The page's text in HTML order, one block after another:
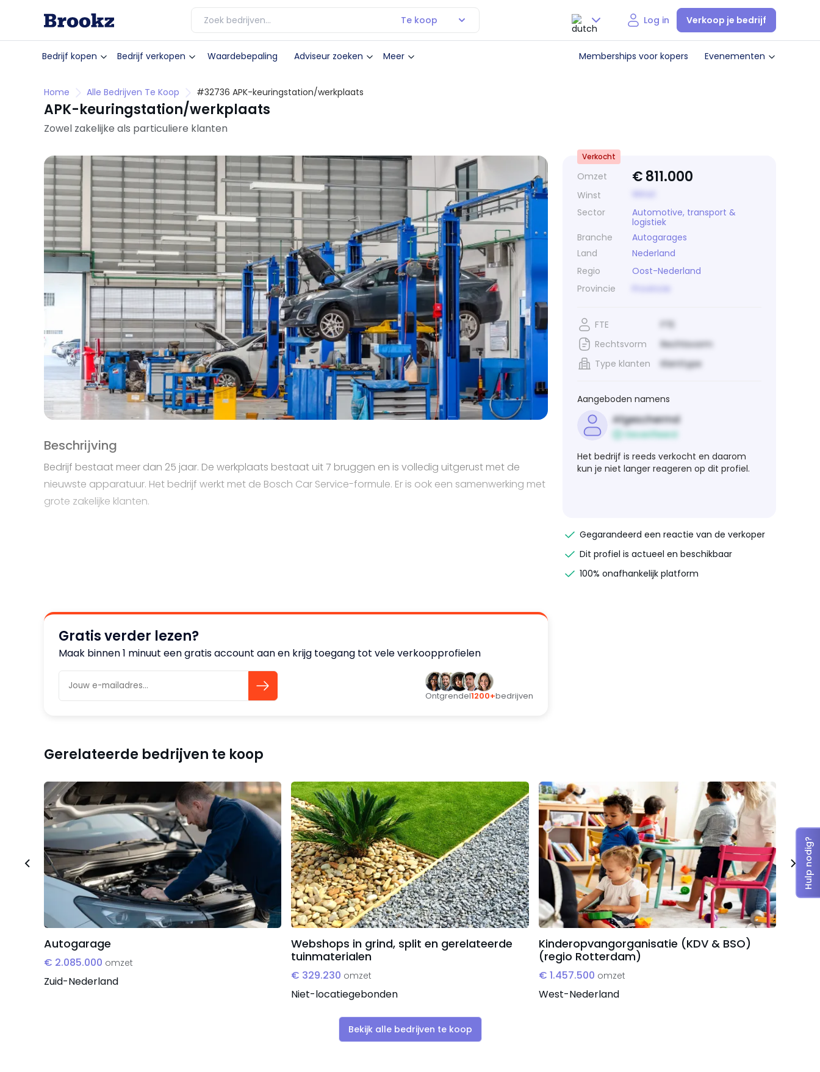
Te koop
Nederlands
Log in Verkoop je bedrijf
Bedrijf kopen Bedrijf verkopen Waardebepaling Adviseur zoeken Meer Memberships voor kopers Evenementen
Home Alle Bedrijven Te Koop #32736 APK-keuringstation/werkplaats
APK-keuringstation/werkplaats
Zowel zakelijke als particuliere klanten
Beschrijving
Bedrijf bestaat meer dan 25 jaar. De werkplaats bestaat uit 7 bruggen en is volledig uitgerust met de
nieuwste apparatuur. Het bedrijf werkt met de Bosch Car Service-formule. Er is ook een samenwerking met
grote zakelijke klanten.
Gratis verder lezen?
Maak binnen 1 minuut een gratis account aan en krijg toegang tot vele verkoopprofielen
Ontgrendel1200+bedrijven
Omzet €811.000
Winst
Sector
Automotive, transport &
logistiek
Branche
Autogarages
Land
Nederland
Regio
Oost-Nederland
Provincie
Verkocht
FTE
FTE
Rechtsvorm
Rechtsvorm
Type klanten
Klanttype
Aangeboden namens
Afgeschermd
Geverifieerd
Het bedrijf is reeds verkocht en daarom
kun je niet langer reageren op dit profiel.
Gegarandeerd een reactie van de verkoper
Dit profiel is actueel en beschikbaar
100% onafhankelijk platform
Gerelateerde bedrijven te koop
Autogarage
€ 2.085.000 omzet
Zuid-Nederland
Webshops in grind, split en gerelateerde
tuinmaterialen
€ 329.230 omzet
Niet-locatiegebonden
Kinderopvangorganisatie (KDV & BSO)
(regio Rotterdam)
€ 1.457.500 omzet
West-Nederland
Bekijk alle bedrijven te koop
Hulp nodig?